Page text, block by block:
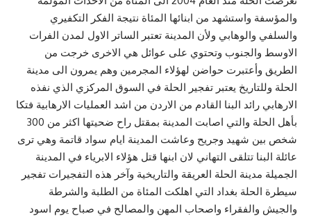
والمؤسفة واستشهد من ابنائها المئاة نتيجة الفكر التكفيري
والسلفي والوهابي ولأن المدينة تعتبر الساتر الاول لمدن الفرات
الاوسط والجنوب وتحتوي على عوائل هي الاخرى خرجت من
الطريق وأعتبرت حواضن لهؤلاء المجرمين وهم يمرون الى مدينة
الحلة وللتاريخ يعتبر تفجير الحلة في السوق المركزي الذي نفذه
الارهابي رائد البنا القادم من الاردن من اشد العمليات الارهابية فتكا
بأهل الحلة والتي اصابت المدينة بمقتل راح ضحيتها اكثر من 300
شخص بين شهيد وجريح وعاشت المدينة ايام سواد قاتمة وهي ترى
عائلة البنا تتلقى التهاني لان ابنها قتل هؤلاء الابرياء في المدينة
الجميلة مدينة الحلة العريقة والتاريخية وآخر هذه التفجيرات تفجير
سيطرة الحلة بغداد التي اهلكت المئاة من الطلبة والشرطة
والجيش والفقراء واصحاب المهن والمصالح في صباح يوم اسود